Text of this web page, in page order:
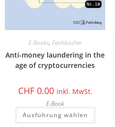
E-Books, Fachbücher
Anti-money laundering in the
age of cryptocurrencies
CHF0.00 inkl. MwSt.
E-Book
Ausführung wählen